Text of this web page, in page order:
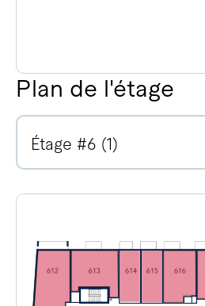
Plan de l'étage
Étage #6 (1)